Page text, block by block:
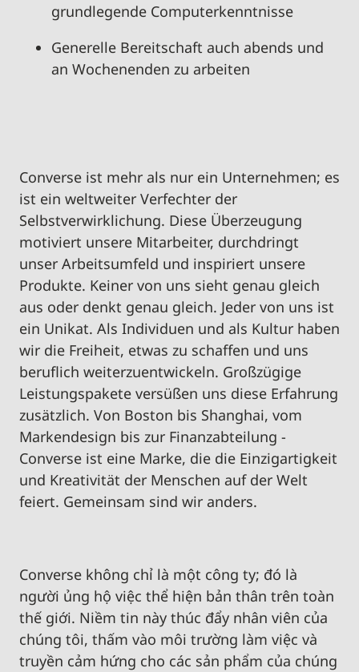
grundlegende Computerkenntnisse
Generelle Bereitschaft auch abends und
an Wochenenden zu arbeiten
Converse ist mehr als nur ein Unternehmen; es
ist ein weltweiter Verfechter der
Selbstverwirklichung. Diese Überzeugung
motiviert unsere Mitarbeiter, durchdringt
unser Arbeitsumfeld und inspiriert unsere
Produkte. Keiner von uns sieht genau gleich
aus oder denkt genau gleich. Jeder von uns ist
ein Unikat. Als Individuen und als Kultur haben
wir die Freiheit, etwas zu schaffen und uns
beruflich weiterzuentwickeln. Großzügige
Leistungspakete versüßen uns diese Erfahrung
zusätzlich. Von Boston bis Shanghai, vom
Markendesign bis zur Finanzabteilung -
Converse ist eine Marke, die die Einzigartigkeit
und Kreativität der Menschen auf der Welt
feiert. Gemeinsam sind wir anders.
Converse không chỉ là một công ty; đó là
người ủng hộ việc thể hiện bản thân trên toàn
thế giới. Niềm tin này thúc đẩy nhân viên của
chúng tôi, thấm vào môi trường làm việc và
truyền cảm hứng cho các sản phẩm của chúng